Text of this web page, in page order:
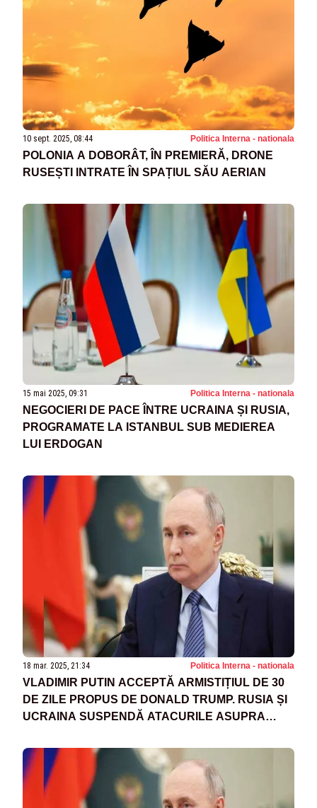
10 sept. 2025, 08:44 Politica Interna - nationala
POLONIA A DOBORÂT, ÎN PREMIERĂ, DRONE
RUSEȘTI INTRATE ÎN SPAȚIUL SĂU AERIAN
15 mai 2025, 09:31 Politica Interna - nationala
NEGOCIERI DE PACE ÎNTRE UCRAINA ȘI RUSIA,
PROGRAMATE LA ISTANBUL SUB MEDIEREA
LUI ERDOGAN
18 mar. 2025, 21:34 Politica Interna - nationala
VLADIMIR PUTIN ACCEPTĂ ARMISTIȚIUL DE 30
DE ZILE PROPUS DE DONALD TRUMP. RUSIA ȘI
UCRAINA SUSPENDĂ ATACURILE ASUPRA